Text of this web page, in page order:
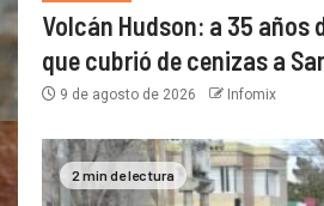
Volcán Hudson: a 35 años
que cubrió de cenizas a
9 de agosto de 2026 Infomix
2 min de lectura